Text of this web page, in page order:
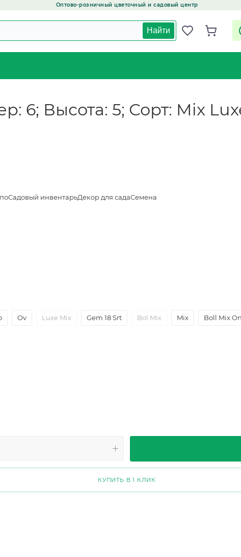
Оптово-розничный цветочный и садовый центр
Найти
6; Высота: 5; Сорт: Mix
Садовый инвентарьДекор для садаСемена
Ov Luxe Mix Gem 18 Srt Bol Mix Mix Boll Mix
КУПИТЬ В 1 КЛИК